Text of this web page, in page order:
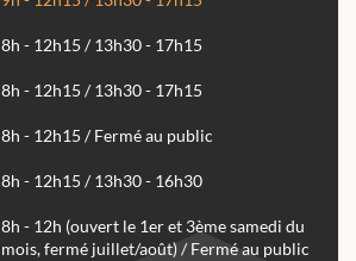
8h - 12h15 / 13h30 - 17h15
8h - 12h15 / 13h30 - 17h15
8h - 12h15 / Fermé au public
8h - 12h15 / 13h30 - 16h30
8h - 12h (ouvert le 1er et 3ème samedi du
mois, fermé juillet/août) / Fermé au public